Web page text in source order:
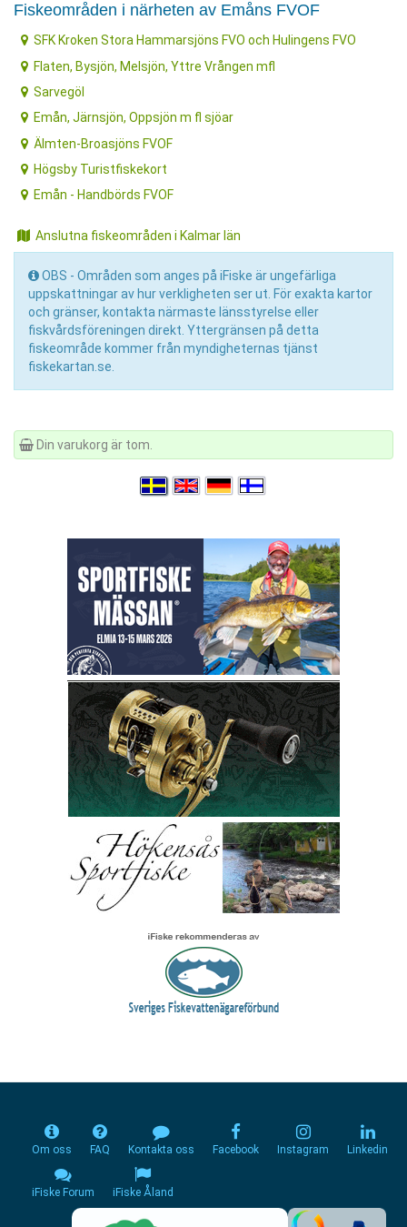
Fiskeområden i närheten av Emåns FVOF
SFK Kroken Stora Hammarsjöns FVO och Hulingens FVO
Flaten, Bysjön, Melsjön, Yttre Vrången mfl
Sarvegöl
Emån, Järnsjön, Oppsjön m fl sjöar
Älmten-Broasjöns FVOF
Högsby Turistfiskekort
Emån - Handbörds FVOF
Anslutna fiskeområden i Kalmar län
OBS - Områden som anges på iFiske är ungefärliga
uppskattningar av hur verkligheten ser ut. För exakta kartor
och gränser, kontakta närmaste länsstyrelse eller
fiskvårdsföreningen direkt. Yttergränsen på detta
fiskeområde kommer från myndigheternas tjänst
fiskekartan.se.
Din varukorg är tom.
Om oss FAQ Kontakta oss Facebook Instagram Linkedin
iFiske Forum iFiske Åland